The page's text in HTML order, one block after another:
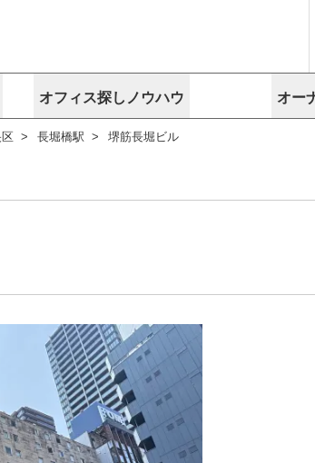
埼玉
路線から探す
埼玉のクリニックを探す
路線から探
千葉のクリ
オフィス探しノウハウ
フィス移転に関するお役立ちコンテンツ
オー
空室に
物件掲載依頼
ビルアド ベンチャー.jp
長堀橋駅 堺筋長堀ビル